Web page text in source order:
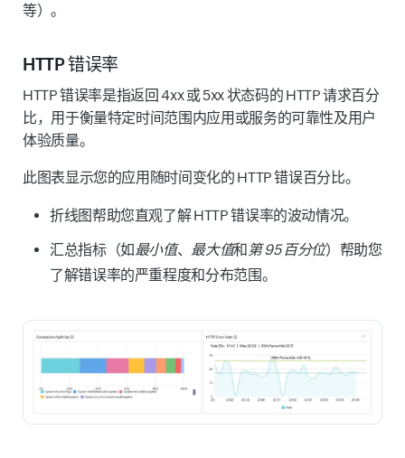
等）。
HTTP 错误率
HTTP 错误率是指返回 4xx 或 5xx 状态码的 HTTP 请求百分
比，用于衡量特定时间范围内应用或服务的可靠性及用户
体验质量。
此图表显示您的应用随时间变化的 HTTP 错误百分比。
折线图帮助您直观了解 HTTP 错误率的波动情况。
汇总指标（如最小值、 最大值和第 95 百分位）帮助您
了解错误率的严重程度和分布范围。